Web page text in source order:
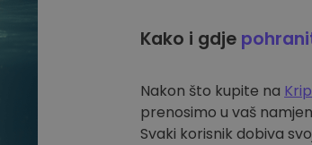
Kako i gdje
Nakon što kupite na
prenosimo u vaš
Svaki korisnik dobiva